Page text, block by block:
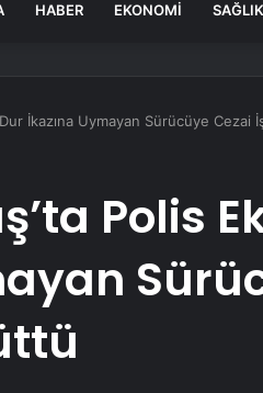
HABER EKONOMI SAĞLIK
İkazına Uymayan Sürücüye Cezai
Polis